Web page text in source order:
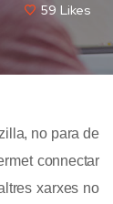
59 Likes
no para de
connectar
xarxes no